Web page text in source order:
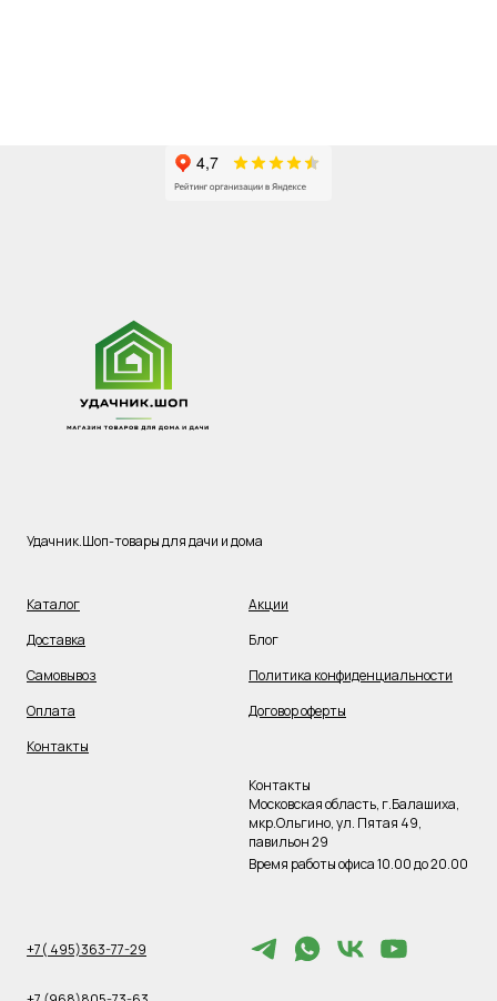
Удачник.Шоп-товары для дачи и дома
Каталог
Доставка
Самовывоз
Оплата
Контакты
Акции
Блог
Политика конфиденциальности
Договор оферты
Контакты
Московская область, г.Балашиха,
мкр.Ольгино, ул. Пятая 49,
павильон 29
Время работы офиса 10.00 до 20.00
+7( 495)363-77-29